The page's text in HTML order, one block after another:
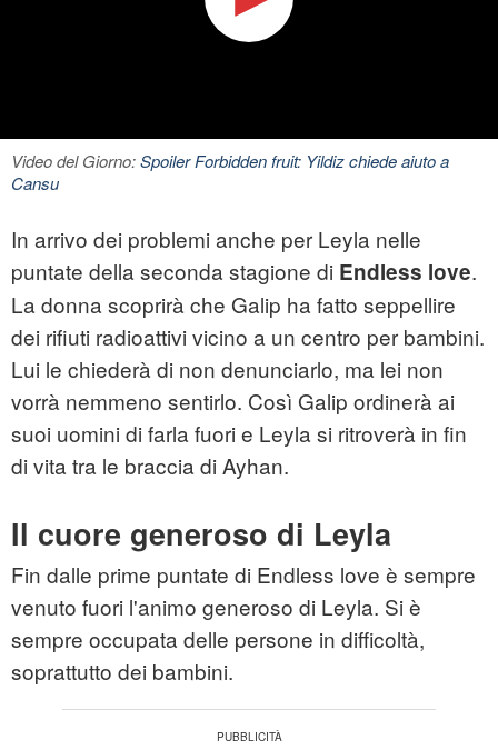
Video del Giorno:Spoiler Forbidden fruit: Yildiz chiede aiuto a
Cansu
In arrivo dei problemi anche per Leyla nelle
puntate della seconda stagione di Endless love.
La donna scoprirà che Galip ha fatto seppellire
dei rifiuti radioattivi vicino a un centro per bambini.
Lui le chiederà di non denunciarlo, ma lei non
vorrà nemmeno sentirlo. Così Galip ordinerà ai
suoi uomini di farla fuori e Leyla si ritroverà in fin
di vita tra le braccia di Ayhan.
Il cuore generoso di Leyla
Fin dalle prime puntate di Endless love è sempre
venuto fuori l'animo generoso di Leyla. Si è
sempre occupata delle persone in difficoltà,
soprattutto dei bambini.